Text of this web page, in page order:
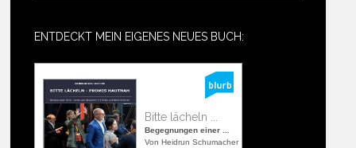
ENTDECKT MEIN EIGENES NEUES BUCH:
Bitte lächeln ...
Begegnungen einer ...
Von Heidrun Schumacher